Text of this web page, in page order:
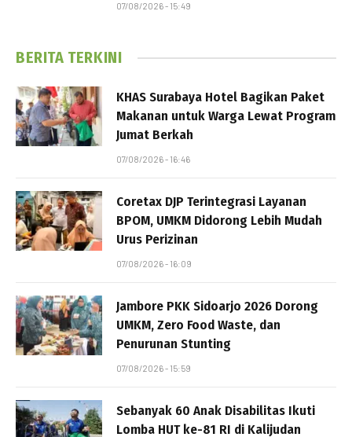
07/08/2026 - 15:49
BERITA TERKINI
KHAS Surabaya Hotel Bagikan Paket
Makanan untuk Warga Lewat Program
Jumat Berkah
07/08/2026 - 16:46
Coretax DJP Terintegrasi Layanan
BPOM, UMKM Didorong Lebih Mudah
Urus Perizinan
07/08/2026 - 16:09
Jambore PKK Sidoarjo 2026 Dorong
UMKM, Zero Food Waste, dan
Penurunan Stunting
07/08/2026 - 15:59
Sebanyak 60 Anak Disabilitas Ikuti
Lomba HUT ke-81 RI di Kalijudan